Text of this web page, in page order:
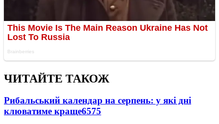
ЧИТАЙТЕ ТАКОЖ
Рибальський календар на серпень: у які дні
клюватиме краще6575